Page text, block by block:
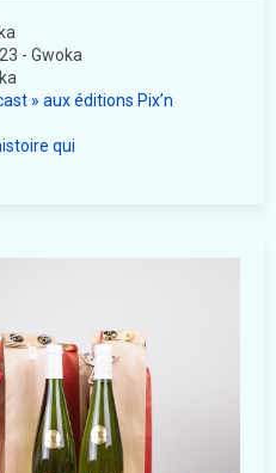
- Gwoka
» aux éditions Pix’n
qui